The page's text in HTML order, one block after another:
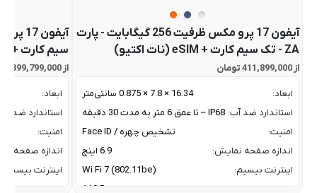
آیفون 17 پرو مکس ظرفیت 256 گیگابایت - پارت
ZA - تک سیم کارت + eSIM (نات اکتیو)
از 411,899,000 تومان
ابعاد:
16.34 × 7.8 × 0.875 سانتی‌متر
استاندارد ضد آب: IP68 – تا عمق 6 متر به مدت 30 دقیقه
امنیت:
تشخیص چهره / Face ID
اندازه صفحه نمایش:
6.9 اینچ
اینترنت بیسیم:
Wi Fi 7 (802.11be)
A19 Pro
سیم کارت + eSIM (نات اکتیو)
از 399,799,000 تومان
ابعاد:
استاندارد ضد
امنیت:
اندازه صفحه
اینترنت بیسیم: